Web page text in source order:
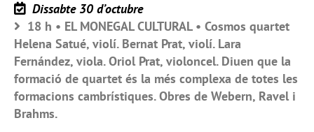
Dissabte 30 d’octubre
18 h • EL MONEGAL CULTURAL • Cosmos quartet
Helena Satué, violí. Bernat Prat, violí. Lara
Fernández, viola. Oriol Prat, violoncel. Diuen que la
formació de quartet és la més complexa de totes les
formacions cambrístiques. Obres de Webern, Ravel i
Brahms.